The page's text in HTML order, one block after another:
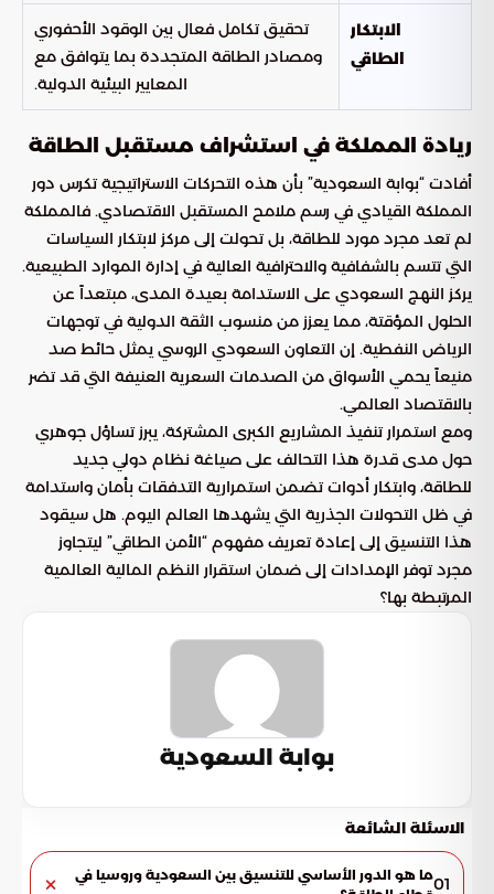
الابتكار
الطاقي
تحقيق تكامل فعال بين الوقود الأحفوري
ومصادر الطاقة المتجددة بما يتوافق مع
المعايير البيئية الدولية.
ريادة المملكة في استشراف مستقبل الطاقة
أفادت “بوابة السعودية” بأن هذه التحركات الاستراتيجية تكرس دور
المملكة القيادي في رسم ملامح المستقبل الاقتصادي. فالمملكة
لم تعد مجرد مورد للطاقة، بل تحولت إلى مركز لابتكار السياسات
التي تتسم بالشفافية والاحترافية العالية في إدارة الموارد الطبيعية.
يركز النهج السعودي على الاستدامة بعيدة المدى، مبتعداً عن
الحلول المؤقتة، مما يعزز من منسوب الثقة الدولية في توجهات
الرياض النفطية. إن التعاون السعودي الروسي يمثل حائط صد
منيعاً يحمي الأسواق من الصدمات السعرية العنيفة التي قد تضر
بالاقتصاد العالمي.
ومع استمرار تنفيذ المشاريع الكبرى المشتركة، يبرز تساؤل جوهري
حول مدى قدرة هذا التحالف على صياغة نظام دولي جديد
للطاقة، وابتكار أدوات تضمن استمرارية التدفقات بأمان واستدامة
في ظل التحولات الجذرية التي يشهدها العالم اليوم. هل سيقود
هذا التنسيق إلى إعادة تعريف مفهوم “الأمن الطاقي” ليتجاوز
مجرد توفر الإمدادات إلى ضمان استقرار النظم المالية العالمية
المرتبطة بها؟
بوابة السعودية
الاسئلة الشائعة
01ما هو الدور الأساسي للتنسيق بين السعودية وروسيا في